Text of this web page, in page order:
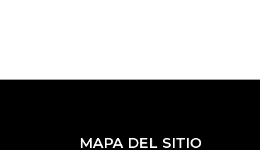
MAPA DEL SITIO